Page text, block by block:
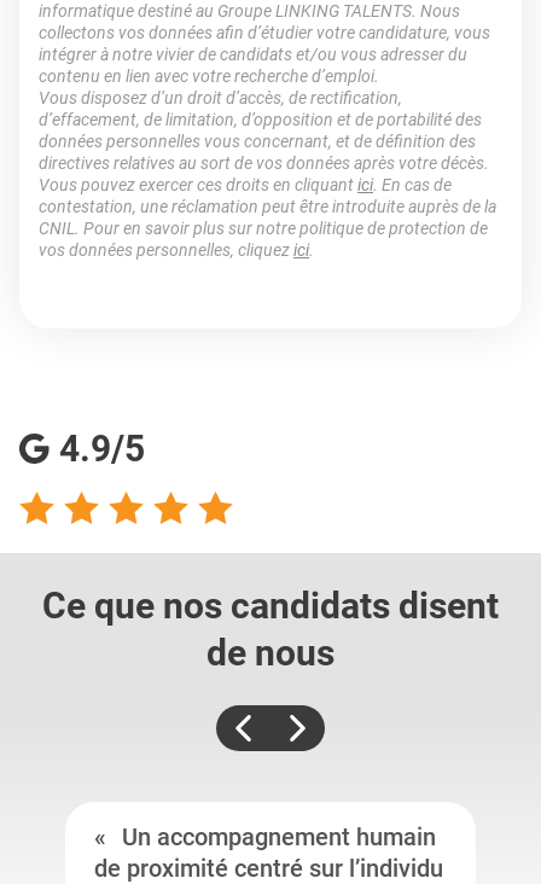
informatique destiné au Groupe LINKING TALENTS. Nous
collectons vos données afin d’étudier votre candidature, vous
intégrer à notre vivier de candidats et/ou vous adresser du
contenu en lien avec votre recherche d’emploi.
Vous disposez d’un droit d’accès, de rectification,
d’effacement, de limitation, d’opposition et de portabilité des
données personnelles vous concernant, et de définition des
directives relatives au sort de vos données après votre décès.
Vous pouvez exercer ces droits en cliquantici. En cas de
contestation, une réclamation peut être introduite auprès de la
CNIL. Pour en savoir plus sur notre politique de protection de
vos données personnelles, cliquezici.
4.9/5
Ce que nos candidats disent
de nous
Un accompagnement humain
de proximité centré sur l’individu